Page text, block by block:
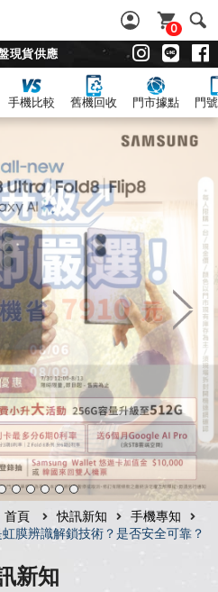
0
現貨供應
手機比較 舊機回收 門市據點 門
首頁 快訊新知
手機專知
虹膜辨識解鎖技術？是否安全可靠？
新知